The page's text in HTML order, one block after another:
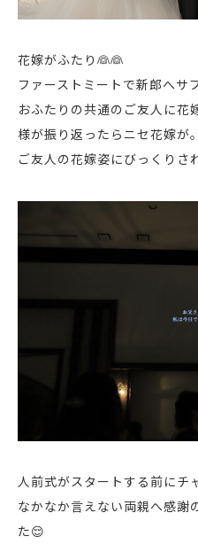
花嫁がふたり👰👰
ファーストミートで新郎へサ
おふたりの共通のご友人に花
様が振り返ったらニセ花嫁が。
ご友人の花嫁姿にびっくりさ
人前式がスタートする前にチ
なかなか言えない両親へ感謝
た😌